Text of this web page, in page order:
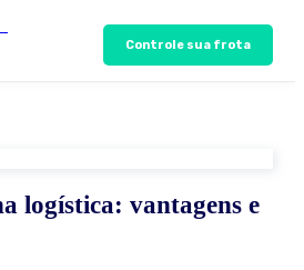
Controle sua frota
logística: vantagens e